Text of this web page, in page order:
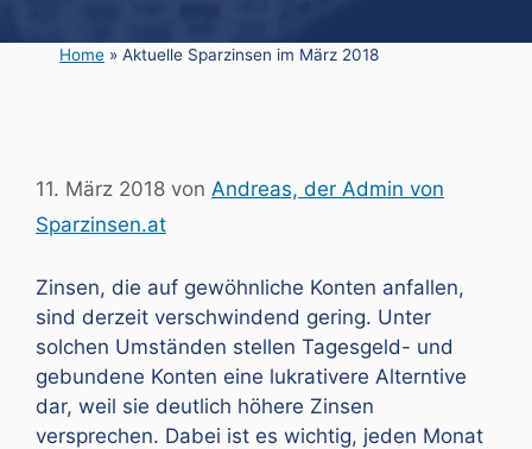
Home » Aktuelle Sparzinsen im März 2018
11. März 2018 von Andreas, der Admin von
Sparzinsen.at
Zinsen, die auf gewöhnliche Konten anfallen,
sind derzeit verschwindend gering. Unter
solchen Umständen stellen Tagesgeld- und
gebundene Konten eine lukrativere Alterntive
dar, weil sie deutlich höhere Zinsen
versprechen. Dabei ist es wichtig, jeden Monat